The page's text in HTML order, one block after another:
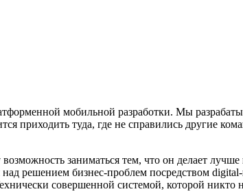
мобильной разработки. Мы
приходить туда, где не справились другие
заниматься тем, что он делает
над решением бизнес-проблем посредством
совершенной системой, которой никто